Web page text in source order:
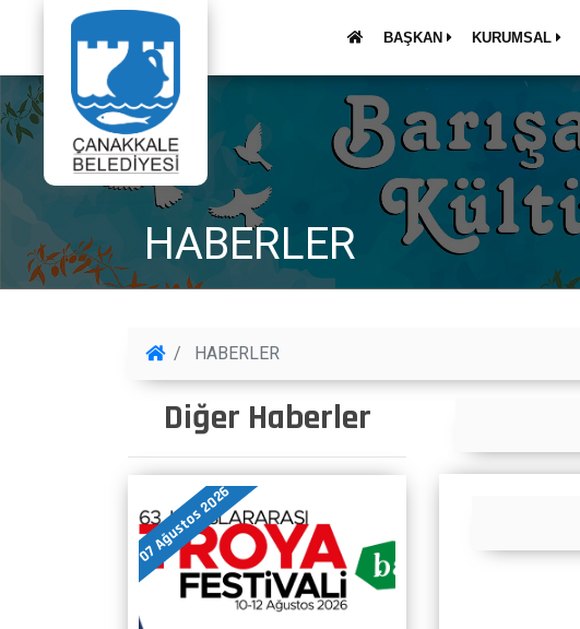
BAŞKAN KURUMSAL
HABERLER
HABERLER
Diğer Haberler
07 Ağustos 2026Duyurular